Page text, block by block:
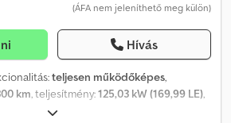
(ÁFA nem jeleníthető meg külön)
Hívás
teljesen működőképes,
km, teljesítmény:125,03 kW (169,99 LE),
05/2018